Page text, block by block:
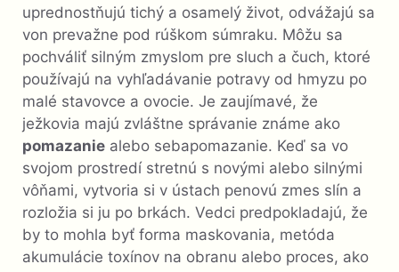
uprednostňujú tichý a osamelý život, odvážajú sa
von prevažne pod rúškom súmraku. Môžu sa
pochváliť silným zmyslom pre sluch a čuch, ktoré
používajú na vyhľadávanie potravy od hmyzu po
malé stavovce a ovocie. Je zaujímavé, že
ježkovia majú zvláštne správanie známe ako
pomazanie alebo sebapomazanie. Keď sa vo
svojom prostredí stretnú s novými alebo silnými
vôňami, vytvoria si v ústach penovú zmes slín a
rozložia si ju po brkách. Vedci predpokladajú, že
by to mohla byť forma maskovania, metóda
akumulácie toxínov na obranu alebo proces, ako